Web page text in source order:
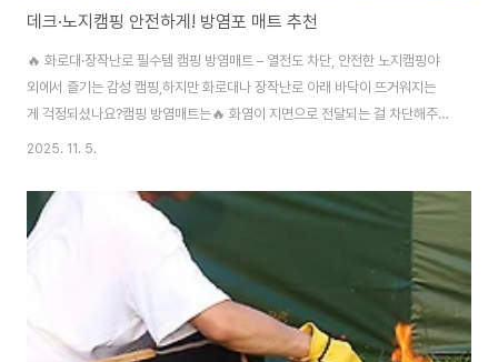
데크·노지캠핑 안전하게! 방염포 매트 추천
🔥 화로대·장작난로 필수템 캠핑 방염매트 – 열전도 차단, 안전한 노지캠핑야
외에서 즐기는 감성 캠핑,하지만 화로대나 장작난로 아래 바닥이 뜨거워지는
게 걱정되셨나요?캠핑 방염매트는🔥 화염이 지면으로 전달되는 걸 차단해주
는화로대/버너/장작난로 전용 방염포입니다.✅ 이런 상황에서 꼭 필요해요!캠
위험 예방겨울철 장작난로 하부 열차단용으로 사용텐트 앞 그라운드시트 보호
용 매트로도 활용 가능🌲 제품 특징✔ 방염 특수 소재 – 열에 강한 원단 사용✔
열전도 차단 – 열이 바닥으로 전달되는 것을 방지✔ 접이식/보관 간편 – 가볍고
유연한 재질로 휴대성 우수✔ 다양한 사이즈 – 화로대/버너 크기에 따라 선택
2025. 11. 5.